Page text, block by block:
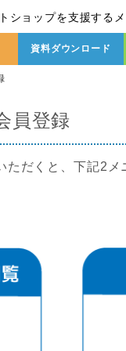
ショップを支援する
資料ダウンロード
員登録
だくと、下記2メ